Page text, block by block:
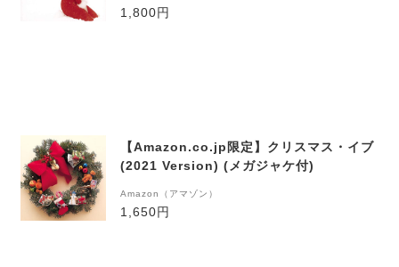
1,800円
【Amazon.co.jp限定】クリスマス・イブ
(2021 Version) (メガジャケ付)
Amazon（アマゾン）
1,650円